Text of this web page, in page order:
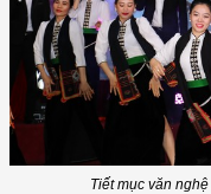
Tiết mục văn